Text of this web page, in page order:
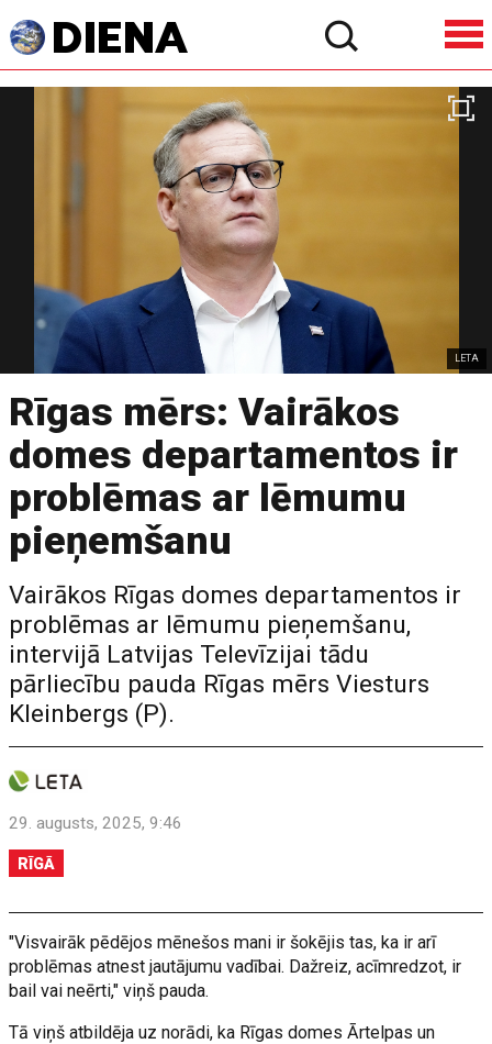
LETA
Rīgas mērs: Vairākos
domes departamentos ir
problēmas ar lēmumu
pieņemšanu
Vairākos Rīgas domes departamentos ir
problēmas ar lēmumu pieņemšanu,
intervijā Latvijas Televīzijai tādu
pārliecību pauda Rīgas mērs Viesturs
Kleinbergs (P).
29. augusts, 2025, 9:46
RĪGĀ
"Visvairāk pēdējos mēnešos mani ir šokējis tas, ka ir arī
problēmas atnest jautājumu vadībai. Dažreiz, acīmredzot, ir
bail vai neērti," viņš pauda.
Tā viņš atbildēja uz norādi, ka Rīgas domes Ārtelpas un